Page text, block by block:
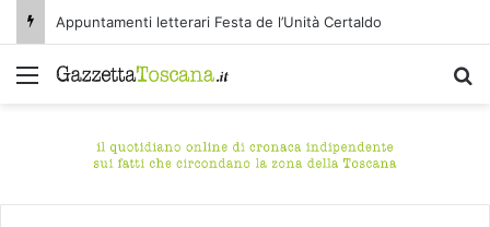
Appuntamenti letterari Festa de l’Unità Certaldo
Menu